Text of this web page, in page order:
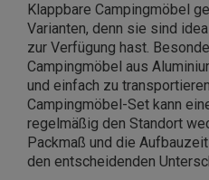
Klappbare Campingmöbel
Varianten, denn sie sind
zur Verfügung hast.
Campingmöbel aus
und einfach zu
Campingmöbel-Set kann
regelmäßig den Standort
Packmaß und die
den entscheidenden